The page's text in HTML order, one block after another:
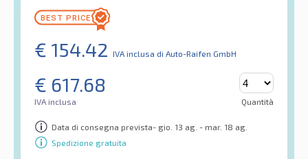
€ 154.42 IVA inclusa di Auto-Raifen GmbH
€ 617.68
IVA inclusa Quantità
Data di consegna prevista- gio. 13 ag. - mar. 18 ag.
Spedizione gratuita